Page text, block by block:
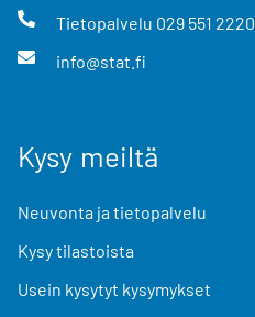
Tietopalvelu 029 551 2220
info@stat.fi
Kysy meiltä
Neuvonta ja tietopalvelu
Kysy tilastoista
Usein kysytyt kysymykset